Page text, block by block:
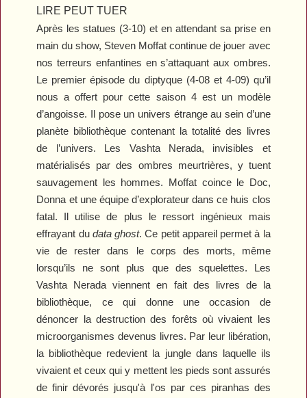
LIRE PEUT TUER
Après les statues (3-10) et en attendant sa prise en
main du show, Steven Moffat continue de jouer avec
nos terreurs enfantines en s’attaquant aux ombres.
Le premier épisode du diptyque (4-08 et 4-09) qu’il
nous a offert pour cette saison 4 est un modèle
d’angoisse. Il pose un univers étrange au sein d’une
planète bibliothèque contenant la totalité des livres
de l’univers. Les Vashta Nerada, invisibles et
matérialisés par des ombres meurtrières, y tuent
sauvagement les hommes. Moffat coince le Doc,
Donna et une équipe d’explorateur dans ce huis clos
fatal. Il utilise de plus le ressort ingénieux mais
effrayant du data ghost. Ce petit appareil permet à la
vie de rester dans le corps des morts, même
lorsqu’ils ne sont plus que des squelettes. Les
Vashta Nerada viennent en fait des livres de la
bibliothèque, ce qui donne une occasion de
dénoncer la destruction des forêts où vivaient les
microorganismes devenus livres. Par leur libération,
la bibliothèque redevient la jungle dans laquelle ils
vivaient et ceux qui y mettent les pieds sont assurés
de finir dévorés jusqu'à l'os par ces piranhas des